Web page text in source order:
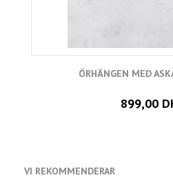
ÖRHÄNGEN MED
899,00
VI REKOMMENDERAR